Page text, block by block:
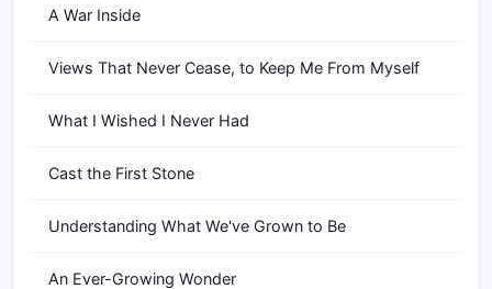
A War Inside
Views That Never Cease, to Keep Me From Myself
What I Wished I Never Had
Cast the First Stone
Understanding What We've Grown to Be
An Ever-Growing Wonder